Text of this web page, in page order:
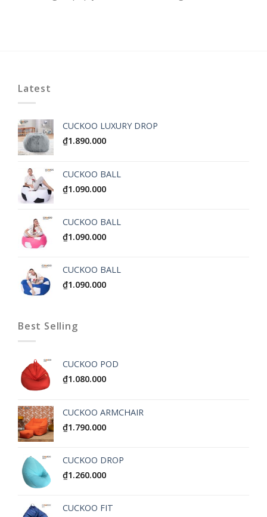
Latest
CUCKOO LUXURY DROP
₫1.890.000
CUCKOO BALL
₫1.090.000
CUCKOO BALL
₫1.090.000
CUCKOO BALL
₫1.090.000
Best Selling
CUCKOO POD
₫1.080.000
CUCKOO ARMCHAIR
₫1.790.000
CUCKOO DROP
₫1.260.000
CUCKOO FIT